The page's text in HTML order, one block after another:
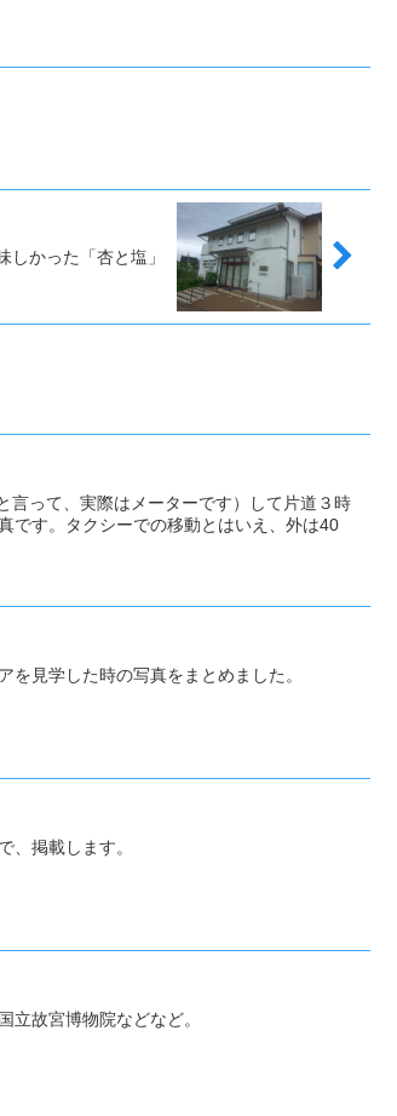
しかった「杏と塩」
言って、実際はメーターです）して片道３時
です。タクシーでの移動とはいえ、外は40
を見学した時の写真をまとめました。
、掲載します。
立故宮博物院などなど。